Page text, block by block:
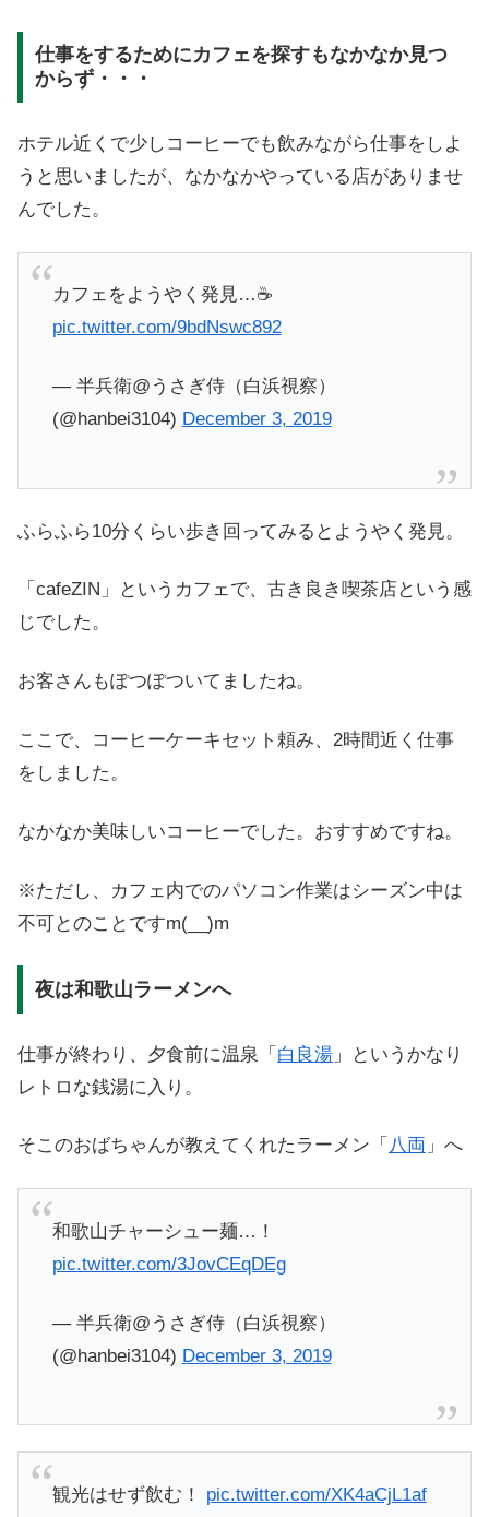
仕事をするためにカフェを探すもなかなか見つ
からず・・・
ホテル近くで少しコーヒーでも飲みながら仕事をしよ
うと思いましたが、なかなかやっている店がありませ
んでした。
カフェをようやく発見…☕️
pic.twitter.com/9bdNswc892
— 半兵衛@うさぎ侍（白浜視察）
(@hanbei3104) December 3, 2019
ふらふら10分くらい歩き回ってみるとようやく発見。
「cafeZIN」というカフェで、古き良き喫茶店という感
じでした。
お客さんもぽつぽついてましたね。
ここで、コーヒーケーキセット頼み、2時間近く仕事
をしました。
なかなか美味しいコーヒーでした。おすすめですね。
※ただし、カフェ内でのパソコン作業はシーズン中は
不可とのことですm(__)m
夜は和歌山ラーメンへ
仕事が終わり、夕食前に温泉「 白良湯 」というかなり
レトロな銭湯に入り。
そこのおばちゃんが教えてくれたラーメン「 八両 」へ
和歌山チャーシュー麺…！
pic.twitter.com/3JovCEqDEg
— 半兵衛@うさぎ侍（白浜視察）
(@hanbei3104) December 3, 2019
観光はせず飲む！ pic.twitter.com/XK4aCjL1af